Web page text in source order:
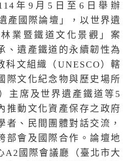
年9月5日至6日舉辦
產國際論壇」，以世界遺
業暨鐵道文化景觀」案
、遺產鐵道的永續韌性為
科文組織（UNESCO）轄
際文化紀念物與歷史場所
主席及世界遺產鐵道等5
推動文化資產保存之政府
者、民間團體對話交流，
部會及國際合作。論壇地
A2國際會議廳（臺北市大